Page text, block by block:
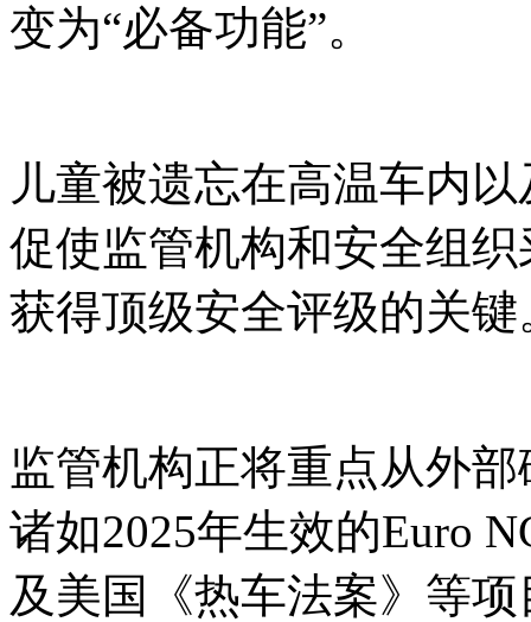
变为“必备功能”。
儿童被遗忘在高温车内
促使监管机构和安全组
获得顶级安全评级的关键
监管机构正将重点从外
诸如2025年生效的Euro
及美国《热车法案》等